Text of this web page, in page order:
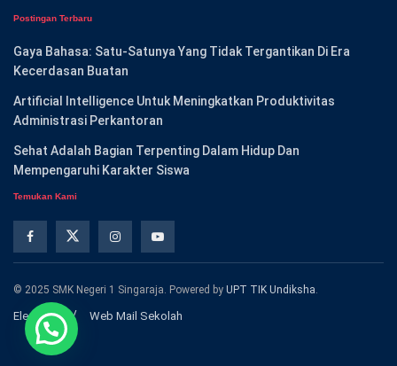
Postingan Terbaru
Gaya Bahasa: Satu-Satunya Yang Tidak Tergantikan Di Era
Kecerdasan Buatan
Artificial Intelligence Untuk Meningkatkan Produktivitas
Administrasi Perkantoran
Sehat Adalah Bagian Terpenting Dalam Hidup Dan
Mempengaruhi Karakter Siswa
Temukan Kami
© 2025 SMK Negeri 1 Singaraja. Powered by UPT TIK Undiksha
Elearning Web Mail Sekolah